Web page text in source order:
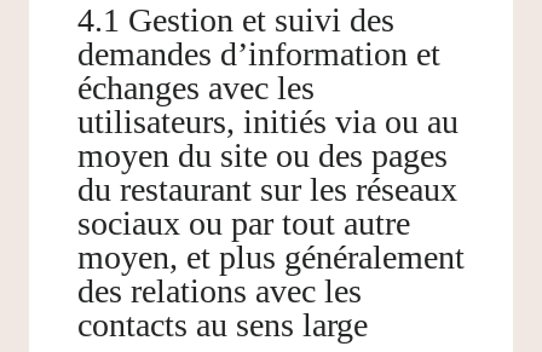
4.1 Gestion et suivi des
demandes d’information et
échanges avec les
utilisateurs, initiés via ou au
moyen du site ou des pages
du restaurant sur les réseaux
sociaux ou par tout autre
moyen, et plus généralement
des relations avec les
contacts au sens large